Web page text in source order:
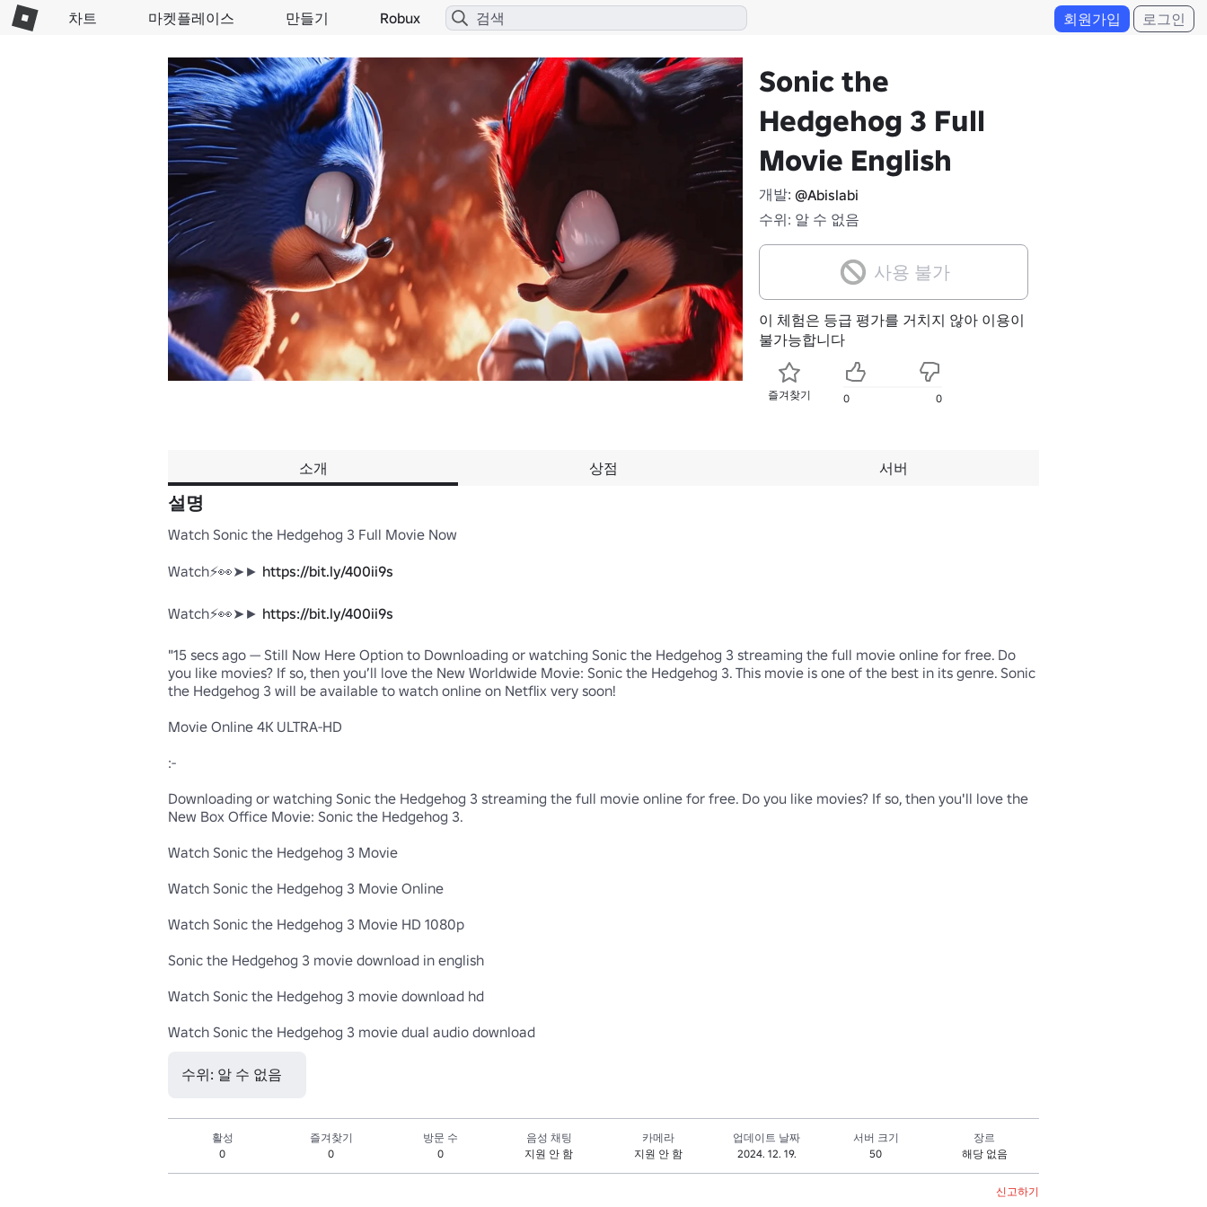
차트 마켓플레이스 만들기 Robux 회원가입 로그인
Sonic the
Hedgehog 3 Full
Movie English
개발: @Abislabi
수위: 알 수 없음
사용 불가
이 체험은 등급 평가를 거치지 않아 이용이
불가능합니다
즐겨찾기 0 0
소개 상점 서버
설명
Watch Sonic the Hedgehog 3 Full Movie Now
Watch⚡👀➤► https://bit.ly/400ii9s
Watch⚡👀➤► https://bit.ly/400ii9s
"15 secs ago — Still Now Here Option to Downloading or watching Sonic the Hedgehog 3 streaming the full movie online for free. Do
you like movies? If so, then you’ll love the New Worldwide Movie: Sonic the Hedgehog 3. This movie is one of the best in its genre. Sonic
the Hedgehog 3 will be available to watch online on Netflix very soon!
Movie Online 4K ULTRA-HD
:-
Downloading or watching Sonic the Hedgehog 3 streaming the full movie online for free. Do you like movies? If so, then you'll love the
New Box Office Movie: Sonic the Hedgehog 3.
Watch Sonic the Hedgehog 3 Movie
Watch Sonic the Hedgehog 3 Movie Online
Watch Sonic the Hedgehog 3 Movie HD 1080p
Sonic the Hedgehog 3 movie download in english
Watch Sonic the Hedgehog 3 movie download hd
수위: 알 수 없음
활성
0
즐겨찾기
0
방문 수
0
음성 채팅
지원 안 함
카메라
지원 안 함
업데이트 날짜
2024. 12. 19.
서버 크기
50
장르
해당 없음
신고하기